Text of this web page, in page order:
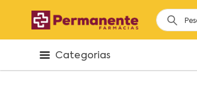
Categorias